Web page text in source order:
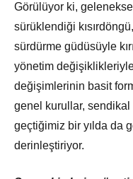
Görülüyor ki,
sürüklendiği
sürdürme güdüsüyle
yönetim
değişimlerinin basit
genel kurullar,
geçtiğimiz bir yılda da
derinleştiriyor.